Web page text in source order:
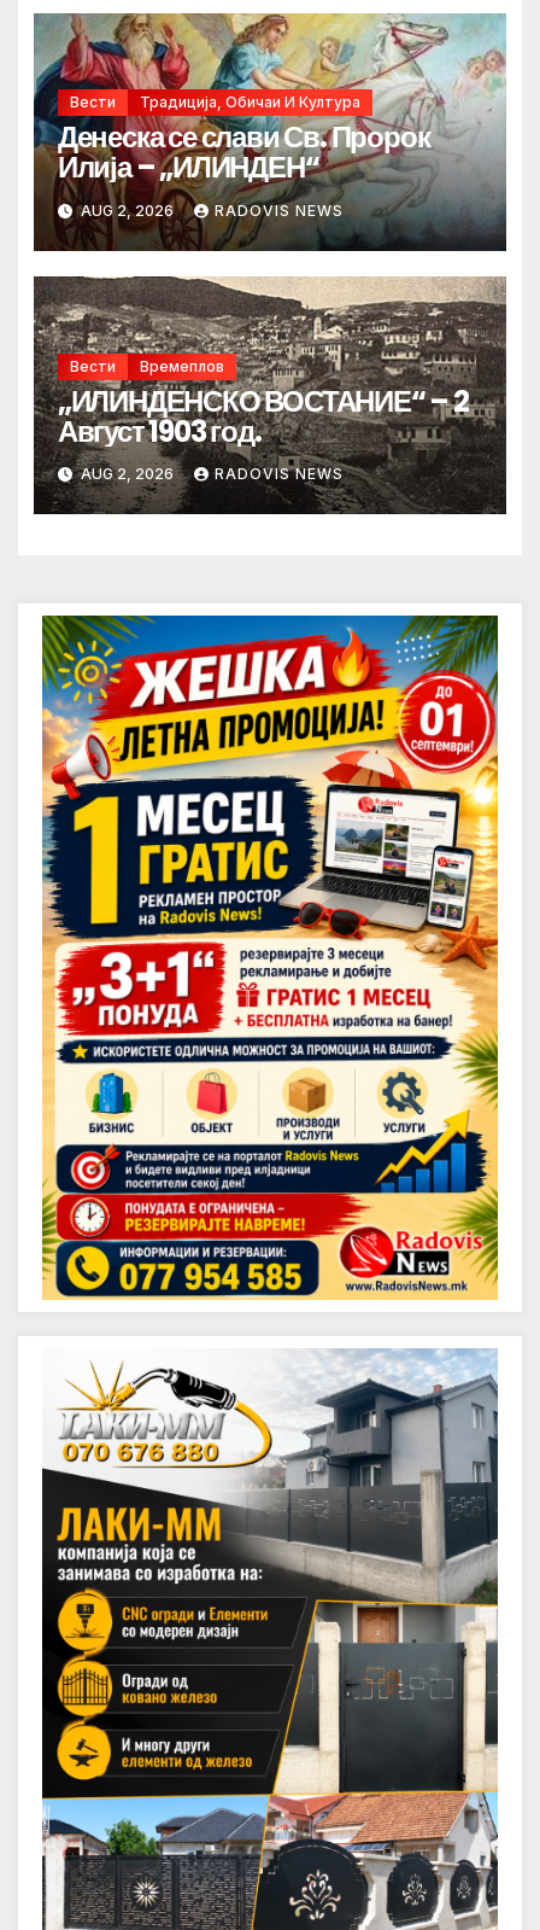
Вести Традиција, Обичаи И Култура
Денеска се слави Св. Пророк
Илија – „ИЛИНДЕН“
AUG 2, 2026 RADOVIS NEWS
Вести Времеплов
„ИЛИНДЕНСКО ВОСТАНИЕ“ – 2
Август 1903 год.
AUG 2, 2026 RADOVIS NEWS